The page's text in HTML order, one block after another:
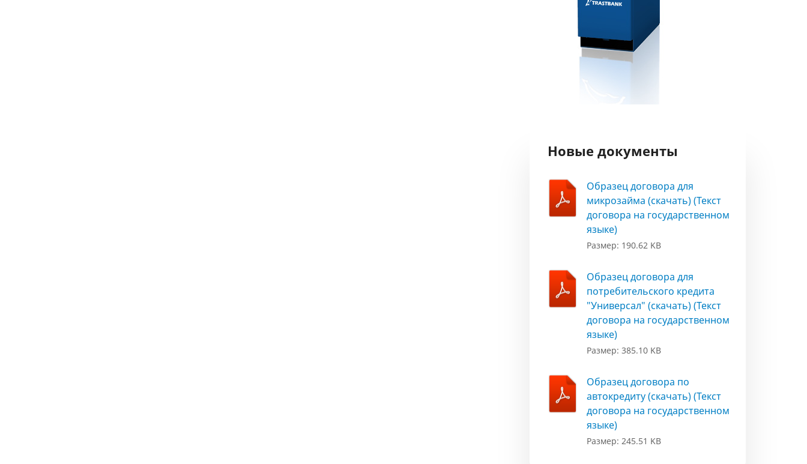
Новые документы
Образец договора для
микрозайма (скачать) (Текст
договора на государственном
языке)
Размер: 190.62 KB
Образец договора для
потребительского кредита
"Универсал" (скачать) (Текст
договора на государственном
языке)
Размер: 385.10 KB
Образец договора по
автокредиту (скачать) (Текст
договора на государственном
языке)
Размер: 245.51 KB